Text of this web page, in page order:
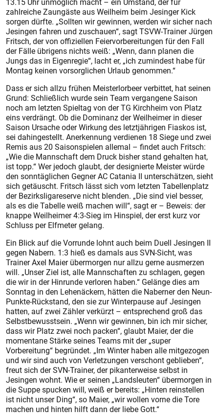
zahlreiche Zaungäs­te aus Weilheim beim Jesinger Kick
sorgen dürfte. „Sollten wir gewinnen, werden wir sicher nach
Jesingen fahren und zuschauen“, sagt TSVW-Trainer Jürgen
Fritsch, der von offiziellen Feiervorbereitungen für den Fall
der Fälle übrigens nichts weiß: „Wenn, dann planen die
Jungs das in Eigenregie“, lacht er, „ich zumindest habe für
Montag keinen vorsorglichen Urlaub genommen.“
Dass er sich allzu frühen Meisterlorbeer verbittet, hat seinen
Grund: Schließlich wurde sein Team vergangene Saison
noch am letzten Spieltag von der TG Kirchheim von Platz
eins verdrängt. Ob die Dominanz der Weilheimer in dieser
Saison Ursache oder Wirkung des letztjährigen Fiaskos ist,
sei dahingestellt. Anerkennung verdienen 18 Siege und zwei
Remis aus 20 Saisonspielen allemal – findet auch Fritsch:
„Wie die Mannschaft dem Druck bisher stand gehalten hat,
ist topp.“ Wer jedoch glaubt, der designierte Meister würde
den sonntäglichen Gegner AC Catania II unterschätzen, sieht
sich getäuscht. Fritsch lässt sich vom letzten Tabellenplatz
der Bezirksligareserve nicht blenden. „Die sind viel besser,
als es die Tabelle weiß machen will“, sagt er – Beweis: der
knappe Weilheimer 4:3-Sieg im Hinspiel, der erst kurz vor
Schluss per Elfmeter gelang.
Ein Blick auf die Vorrunde lohnt auch beim Duell Jesingen II
gegen Nabern. 1:3 hieß es damals aus SVN-Sicht, was
Trainer Axel Maier übermorgen nur allzu gerne ausmerzen
will. „Unser Ziel ist, alle Mannschaften zu schlagen, gegen
die wir in der Hinrunde verloren haben.“ Gelänge dies am
Sonntag in den Lehenäckern, hätten die Naberner den Neun-
Punkte-Rückstand, den sie zur Winterpause auf Jesingen
hatten, auf zwei Zähler verkürzt – entsprechend groß das
Selbstbewusstsein. „Wenn wir gewinnen, bin ich mir sicher,
dass wir Platz zwei noch packen“, glaubt Maier, der die
momentane Stärke seines Teams mit der „super
Vorbereitung“ begründet. „Im Winter haben alle mitgezogen
und wir sind auch von Verletzungen verschont geblieben“,
freut sich der SVN-Trainer, der pikanterweise selbst in
Jesingen wohnt. Wie er seinen „Landsleuten“ übermorgen in
die Suppe spucken will, weiß er bereits: „Hinten reinstellen
ist nicht unser Ding“, so Maier, „wir wollen vorne die Tore
machen und hinten hilft dann der liebe Gott.“